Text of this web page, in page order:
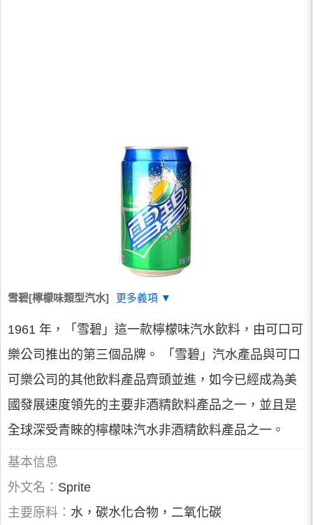
雪碧[檸檬味類型汽水] 更多義項 ▼
1961 年，「雪碧」這一款檸檬味汽水飲料，由可口可
樂公司推出的第三個品牌。 「雪碧」汽水產品與可口
可樂公司的其他飲料產品齊頭並進，如今已經成為美
國發展速度領先的主要非酒精飲料產品之一，並且是
全球深受青睞的檸檬味汽水非酒精飲料產品之一。
基本信息
外文名： Sprite
主要原料： 水，碳水化合物，二氧化碳